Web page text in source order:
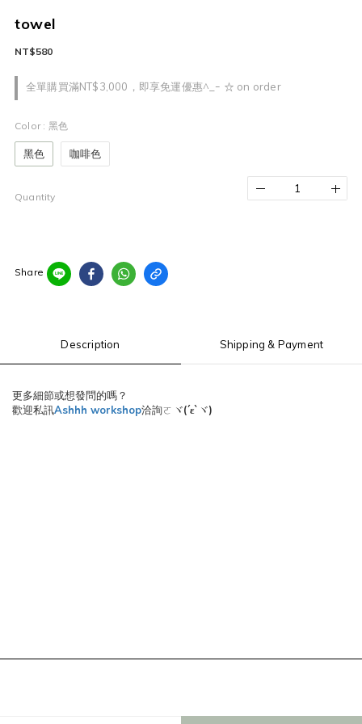
towel
全單購買滿NT$3,000，即享免運優惠^_ｰ ☆ on order
NT$580
Color : 黑色
黑色 咖啡色
Quantity
Share
Description Shipping & Payment
更多細節或想發問的嗎？
歡迎私訊Ashhh workshop洽詢ㄛヾ(´ε` ヾ)